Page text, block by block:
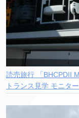
読売旅行 「BHCPDII
トランス見学 モニタ